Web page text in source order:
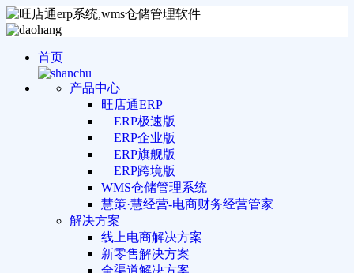
首页
产品中心
旺店通ERP
ERP极速版
ERP企业版
ERP旗舰版
ERP跨境版
WMS仓储管理系统
慧策·慧经营-电商财务经营管家
解决方案
线上电商解决方案
新零售解决方案
全渠道解决方案